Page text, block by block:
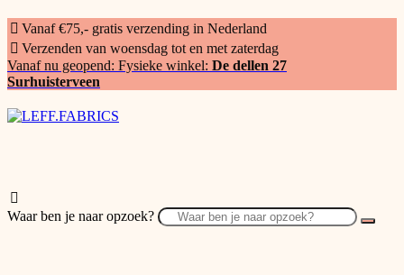
Vanaf €75,- gratis verzending in Nederland
Verzenden van woensdag tot en met zaterdag
Vanaf nu geopend: Fysieke winkel: De dellen 27
Surhuisterveen
Waar ben je naar opzoek?